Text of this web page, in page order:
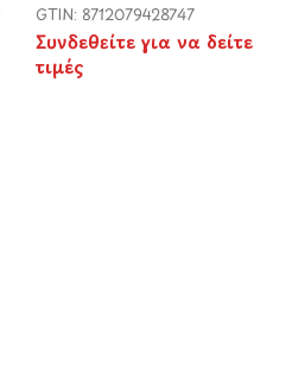
GTIN: 8712079428747
Συνδεθείτε για να δείτε
τιμές